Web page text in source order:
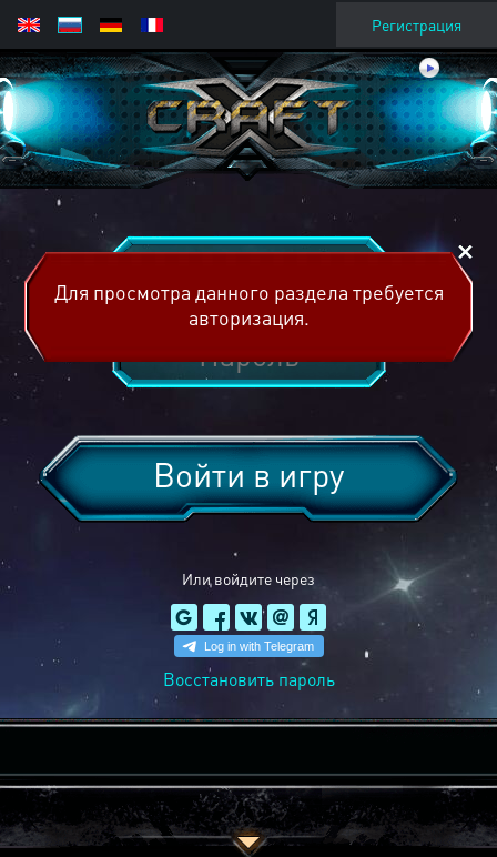
Регистрация
Или войдите через
Войти в игру
Восстановить пароль
Для просмотра данного раздела требуется
авторизация.